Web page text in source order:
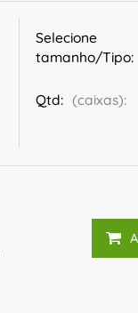
Selecione
tamanho/Tipo:
Qtd: (caixas):